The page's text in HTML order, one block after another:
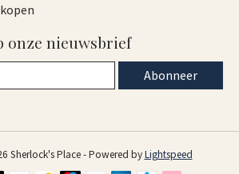
onze nieuwsbrief
Abonneer
Sherlock's Place - Powered byLightspeed